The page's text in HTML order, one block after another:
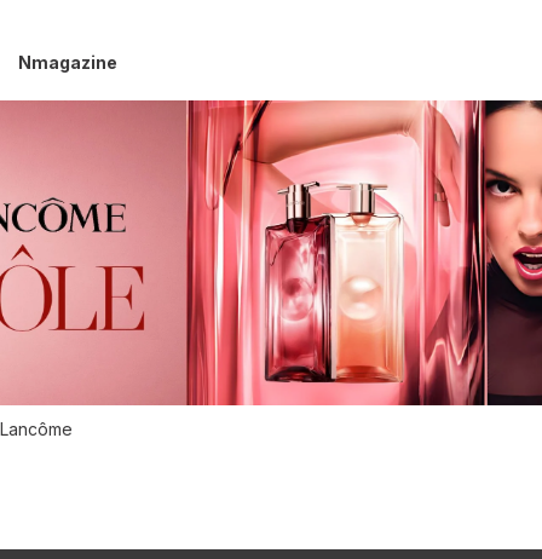
Nmagazine
Lancôme